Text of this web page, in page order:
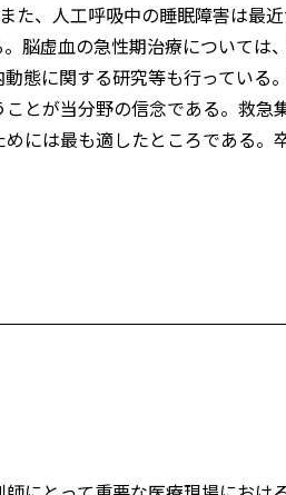
た、人工呼吸中の睡眠障害は最
脳虚血の急性期治療については
態に関する研究等も行っている
とが当分野の信念である。救急
には最も適したところである。